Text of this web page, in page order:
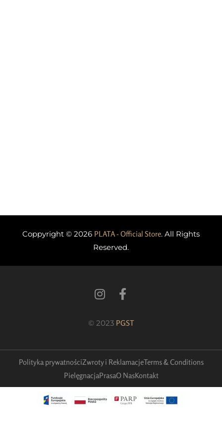
Coppyright © 2026 PLATA - Official Store. All Rights
Reserved.
© 2023 PGST
Polityka prywatnościZwroty i ReklamacjeTerms & Conditions
PielęgnacjaPrasaO NasKontakt